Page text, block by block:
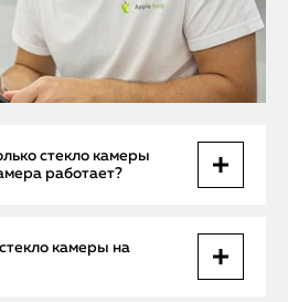
стекло камеры
работает?
возможна замена только
если сама камера (модуль,
повреждена. Это актуально, когда
камеры на